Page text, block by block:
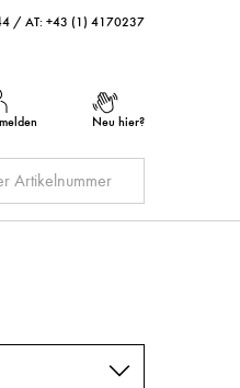
/ AT: +43 (1) 4170237
Neu hier?